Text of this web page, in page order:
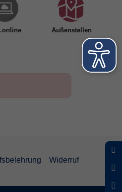
Außenstellen
Widerruf